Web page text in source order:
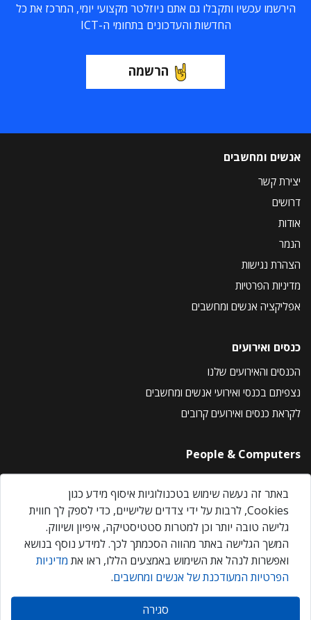
הירשמו עכשיו ותקבלו גם אתם ניוזלטר מקצועי יומי, המרכז את כל
החדשות והעדכונים בתחומי ה-ICT
הרשמה
אנשים ומחשבים
יצירת קשר
דרושים
אודות
הנמר
הצהרת נגישות
מדיניות הפרטיות
אפליקציה אנשים ומחשבים
כנסים ואירועים
הכנסים והאירועים שלנו
נצפיתם בכנסי ואירועי אנשים ומחשבים
לקראת כנסים ואירועים קרובים
People & Computers
About Us
Privacy Policy
Contact Us
Our Events
אנשים ומחשבים © 2026 – כל הזכויות שמורות
באתר זה נעשה שימוש בטכנולוגיות איסוף מידע כגון
Cookies, לרבות על ידי צדדים שלישיים, כדי לספק לך חווית
גלישה טובה יותר וכן למטרות סטטיסטיקה, איפיון ושיווק.
המשך הגלישה באתר מהווה הסכמתך לכך. למידע נוסף בנושא
ואפשרות לנהל את השימוש באמצעים הללו, ראו את מדיניות
הפרטיות המעודכנת של אנשים ומחשבים.
סגירה